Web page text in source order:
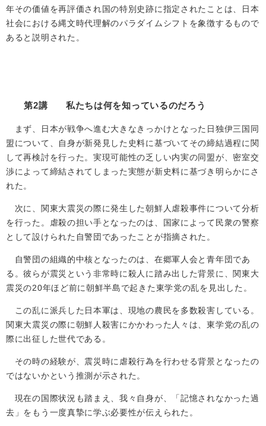
年その価値を再評価され国の特別史跡に指定されたことは、日本
社会における縄文時代理解のパラダイムシフトを象徴するもので
あると説明された。
第2講 私たちは何を知っているのだろう
まず、日本が戦争へ進む大きなきっかけとなった日独伊三国同
盟について、自身が新発見した史料に基づいてその締結過程に関
して再検討を行った。実現可能性の乏しい内実の同盟が、密室交
渉によって締結されてしまった実態が新史料に基づき明らかにさ
れた。
次に、関東大震災の際に発生した朝鮮人虐殺事件について分析
を行った。虐殺の担い手となったのは、国家によって民衆の警察
として設けられた自警団であったことが指摘された。
自警団の組織的中核となったのは、在郷軍人会と青年団であ
る。彼らが震災という非常時に殺人に踏み出した背景に、関東大
震災の20年ほど前に朝鮮半島で起きた東学党の乱を見出した。
この乱に派兵した日本軍は、現地の農民を多数殺害している。
関東大震災の際に朝鮮人殺害にかかわった人々は、東学党の乱の
際に出征した世代である。
その時の経験が、震災時に虐殺行為を行わせる背景となったの
ではないかという推測が示された。
現在の国際状況も踏まえ、我々自身が、「記憶されなかった過
去」をもう一度真摯に学ぶ必要性が伝えられた。